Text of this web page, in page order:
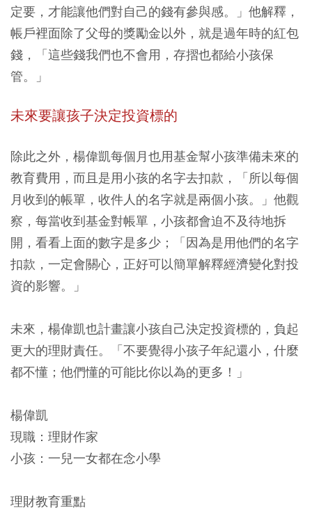
定要，才能讓他們對自己的錢有參與感。」他解釋，
帳戶裡面除了父母的獎勵金以外，就是過年時的紅包
錢，「這些錢我們也不會用，存摺也都給小孩保
管。」
未來要讓孩子決定投資標的
除此之外，楊偉凱每個月也用基金幫小孩準備未來的
教育費用，而且是用小孩的名字去扣款，「所以每個
月收到的帳單，收件人的名字就是兩個小孩。」他觀
察，每當收到基金對帳單，小孩都會迫不及待地拆
開，看看上面的數字是多少；「因為是用他們的名字
扣款，一定會關心，正好可以簡單解釋經濟變化對投
資的影響。」
未來，楊偉凱也計畫讓小孩自己決定投資標的，負起
更大的理財責任。「不要覺得小孩子年紀還小，什麼
都不懂；他們懂的可能比你以為的更多！」
楊偉凱
現職：理財作家
小孩：一兒一女都在念小學
理財教育重點